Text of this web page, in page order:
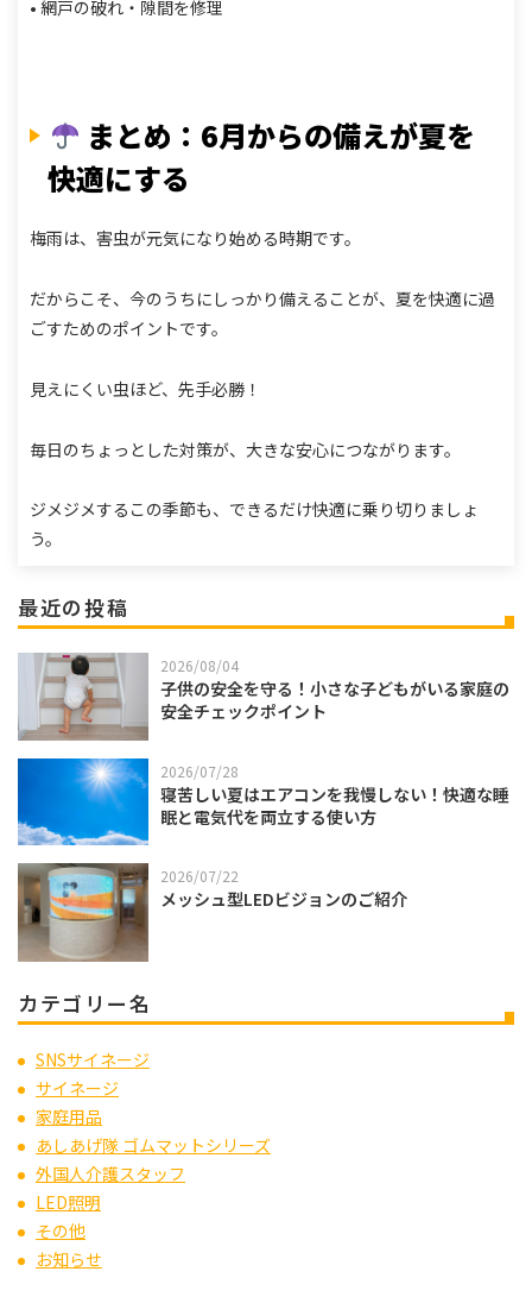
• 網戸の破れ・隙間を修理
まとめ：6月からの備えが夏を
快適にする
梅雨は、害虫が元気になり始める時期です。
だからこそ、今のうちにしっかり備えることが、夏を快適に過
ごすためのポイントです。
見えにくい虫ほど、先手必勝！
毎日のちょっとした対策が、大きな安心につながります。
ジメジメするこの季節も、できるだけ快適に乗り切りましょ
う。
最近の投稿
2026/08/04
子供の安全を守る！小さな子どもがいる家庭の
安全チェックポイント
2026/07/28
寝苦しい夏はエアコンを我慢しない！快適な睡
眠と電気代を両立する使い方
2026/07/22
メッシュ型LEDビジョンのご紹介
カテゴリー名
SNSサイネージ
サイネージ
家庭用品
あしあげ隊 ゴムマットシリーズ
外国人介護スタッフ
LED照明
その他
お知らせ